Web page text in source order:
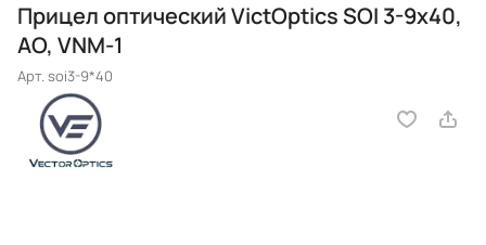
Прицел оптический VictOptics SOI 3-9x40,
AO, VNM-1
Арт.soi3-9*40